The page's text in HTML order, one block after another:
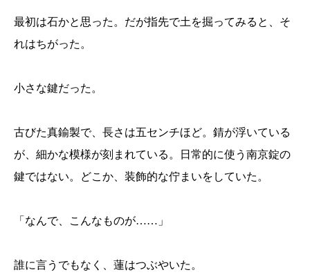
最初は石かと思った。だが指先で土を掘ってみると、そ
れはちがった。
小さな鍵だった。
古びた真鍮製で、長さは五センチほど。錆が浮いている
が、細かな模様が刻まれている。日常的に使う南京錠の
鍵ではない。どこか、装飾的な佇まいをしていた。
「なんで、こんなものが……」
誰に言うでもなく、蓮はつぶやいた。